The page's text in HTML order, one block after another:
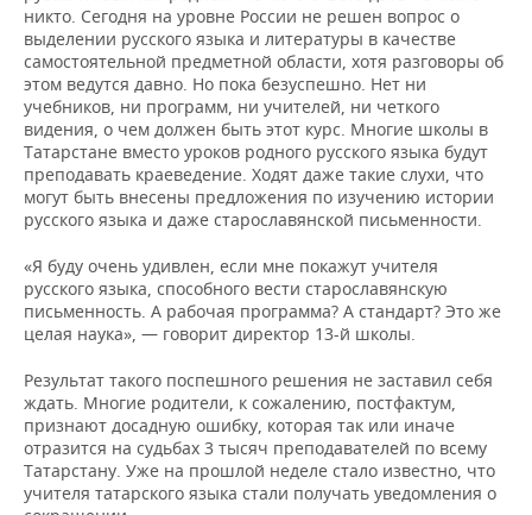
никто. Сегодня на уровне России не решен вопрос о
выделении русского языка и литературы в качестве
самостоятельной предметной области, хотя разговоры об
этом ведутся давно. Но пока безуспешно. Нет ни
учебников, ни программ, ни учителей, ни четкого
видения, о чем должен быть этот курс. Многие школы в
Татарстане вместо уроков родного русского языка будут
преподавать краеведение. Ходят даже такие слухи, что
могут быть внесены предложения по изучению истории
русского языка и даже старославянской письменности.
«Я буду очень удивлен, если мне покажут учителя
русского языка, способного вести старославянскую
письменность. А рабочая программа? А стандарт? Это же
целая наука», — говорит директор 13-й школы.
Результат такого поспешного решения не заставил себя
ждать. Многие родители, к сожалению, постфактум,
признают досадную ошибку, которая так или иначе
отразится на судьбах 3 тысяч преподавателей по всему
Татарстану. Уже на прошлой неделе стало известно, что
учителя татарского языка стали получать уведомления о